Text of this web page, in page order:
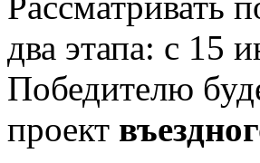
два этапа: с 15
Победителю
проект